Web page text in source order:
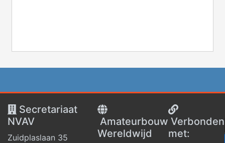
Secretariaat
NVAV
Zuidplaslaan 35
Amateurbouw
Wereldwijd
Verbonden
met: